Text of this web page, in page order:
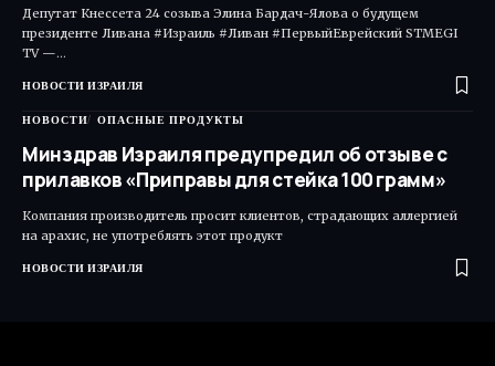
Депутат Кнессета 24 созыва Элина Бардач-Ялова о будущем
президенте Ливана #Израиль #Ливан #ПервыйЕврейский STMEGI
TV —…
НОВОСТИ ИЗРАИЛЯ
НОВОСТИ ОПАСНЫЕ ПРОДУКТЫ
Минздрав Израиля предупредил об отзыве с
прилавков «Приправы для стейка 100 грамм»
Компания производитель просит клиентов, страдающих аллергией
на арахис, не употреблять этот продукт
НОВОСТИ ИЗРАИЛЯ